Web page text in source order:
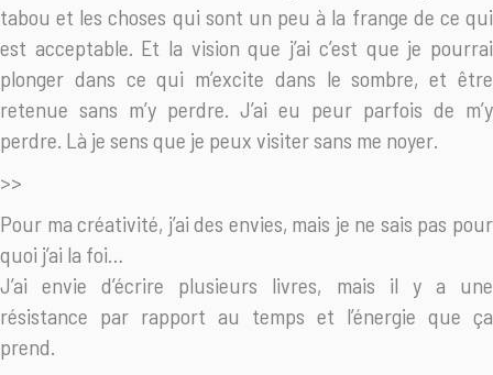
tabou et les choses qui sont un peu à la frange de ce qui
est acceptable. Et la vision que j’ai c’est que je pourrai
plonger dans ce qui m’excite dans le sombre, et être
retenue sans m’y perdre. J’ai eu peur parfois de m’y
perdre. Là je sens que je peux visiter sans me noyer.
>>
Pour ma créativité, j’ai des envies, mais je ne sais pas pour
quoi j’ai la foi…
J’ai envie d’écrire plusieurs livres, mais il y a une
résistance par rapport au temps et l’énergie que ça
prend.